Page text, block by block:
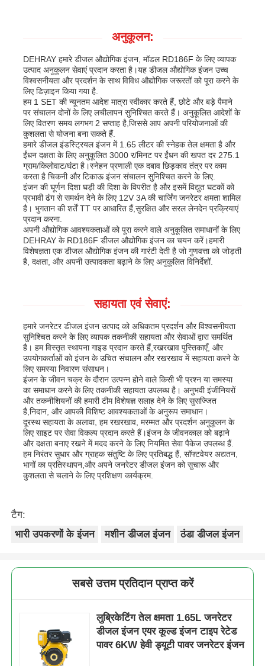
अनुकूलन:
DEHRAY हमारे डीजल औद्योगिक इंजन, मॉडल RD186F के लिए व्यापक
उत्पाद अनुकूलन सेवाएं प्रदान करता है।यह डीजल औद्योगिक इंजन उच्च
विश्वसनीयता और प्रदर्शन के साथ विविध औद्योगिक जरूरतों को पूरा करने के
लिए डिज़ाइन किया गया है.
हम 1 SET की न्यूनतम आदेश मात्रा स्वीकार करते हैं, छोटे और बड़े पैमाने
पर संचालन दोनों के लिए लचीलापन सुनिश्चित करते हैं। अनुकूलित आदेशों के
लिए वितरण समय लगभग 2 सप्ताह है,जिससे आप अपनी परियोजनाओं की
कुशलता से योजना बना सकते हैं.
हमारे डीजल इंडस्ट्रियल इंजन में 1.65 लीटर की स्नेहक तेल क्षमता है और
ईंधन दक्षता के लिए अनुकूलित 3000 र/मिनट पर ईंधन की खपत दर 275.1
ग्राम/किलोवाट/घंटा है।स्नेहन प्रणाली एक दबाव छिड़काव तंत्र पर काम
करता है चिकनी और टिकाऊ इंजन संचालन सुनिश्चित करने के लिए.
इंजन की घूर्णन दिशा घड़ी की दिशा के विपरीत है और इसमें विद्युत घटकों को
प्रभावी ढंग से समर्थन देने के लिए 12V 3A की चार्जिंग जनरेटर क्षमता शामिल
है। भुगतान की शर्तें TT पर आधारित हैं,सुरक्षित और सरल लेनदेन प्रक्रियाएं
प्रदान करना.
अपनी औद्योगिक आवश्यकताओं को पूरा करने वाले अनुकूलित समाधानों के लिए
DEHRAY के RD186F डीजल औद्योगिक इंजन का चयन करें।हमारी
विशेषज्ञता एक डीजल औद्योगिक इंजन की गारंटी देती है जो गुणवत्ता को जोड़ती
है, दक्षता, और अपनी उत्पादकता बढ़ाने के लिए अनुकूलित विनिर्देशों.
सहायता एवं सेवाएं:
हमारे जनरेटर डीजल इंजन उत्पाद को अधिकतम प्रदर्शन और विश्वसनीयता
सुनिश्चित करने के लिए व्यापक तकनीकी सहायता और सेवाओं द्वारा समर्थित
है। हम विस्तृत स्थापना गाइड प्रदान करते हैं,रखरखाव पुस्तिकाएँ, और
उपयोगकर्ताओं को इंजन के उचित संचालन और रखरखाव में सहायता करने के
लिए समस्या निवारण संसाधन।
इंजन के जीवन चक्र के दौरान उत्पन्न होने वाले किसी भी प्रश्न या समस्या
का समाधान करने के लिए तकनीकी सहायता उपलब्ध है। अनुभवी इंजीनियरों
और तकनीशियनों की हमारी टीम विशेषज्ञ सलाह देने के लिए सुसज्जित
है,निदान, और आपकी विशिष्ट आवश्यकताओं के अनुरूप समाधान।
दूरस्थ सहायता के अलावा, हम रखरखाव, मरम्मत और प्रदर्शन अनुकूलन के
लिए साइट पर सेवा विकल्प प्रदान करते हैं।इंजन के जीवनकाल को बढ़ाने
और दक्षता बनाए रखने में मदद करने के लिए नियमित सेवा पैकेज उपलब्ध हैं.
हम निरंतर सुधार और ग्राहक संतुष्टि के लिए प्रतिबद्ध हैं, सॉफ्टवेयर अद्यतन,
भागों का प्रतिस्थापन,और अपने जनरेटर डीजल इंजन को सुचारू और
कुशलता से चलाने के लिए प्रशिक्षण कार्यक्रम.
टैग:
भारी उपकरणों के इंजन
मशीन डीजल इंजन ठंडा डीजल इंजन
सबसे उत्तम प्रतिदान प्राप्त करें
लुब्रिकेटिंग तेल क्षमता 1.65L जनरेटर
डीजल इंजन एयर कूल्ड इंजन टाइप रेटेड
पावर 6KW हेवी ड्यूटी पावर जनरेटर इंजन